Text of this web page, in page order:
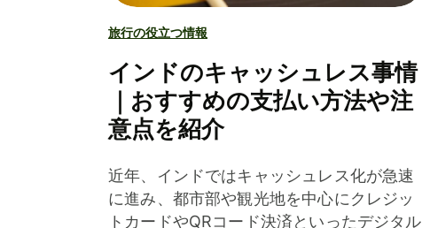
旅行の役立つ情報
インドのキャッシュレス事情
｜おすすめの支払い方法や注
意点を紹介
近年、インドではキャッシュレス化が急速
に進み、都市部や観光地を中心にクレジッ
トカードやQRコード決済といったデジタル